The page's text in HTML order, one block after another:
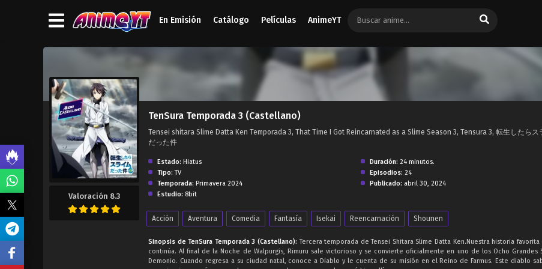
En Emisión Catálogo Películas AnimeYT
Valoración 8.3
TenSura Temporada 3 (Castellano)
Tensei shitara Slime Datta Ken Temporada 3, That Time I Got Reincarnated as a Slime Season 3, Tensura 3, 転生したらス
だった件
Estado: Hiatus
Tipo: TV
Temporada: Primavera 2024
Estudio: 8bit
Duración: 24 minutos.
Episodios: 24
Publicado: abril 30, 2024
Acción Aventura Comedia Fantasía Isekai Reencarnación Shounen
Sinopsis de TenSura Temporada 3 (Castellano): Tercera temporada de Tensei Shitara Slime Datta Ken.Nuestra historia
continúa. Al final de la Noche de Walpurgis, Rimuru sale victorioso y se convierte oficialmente en uno de los Ocho Grandes
Demonio. Cuando regresa a su ciudad natal, conoce a Diablo y le cuenta de su misión en el Reino de Farmus. Este diablo